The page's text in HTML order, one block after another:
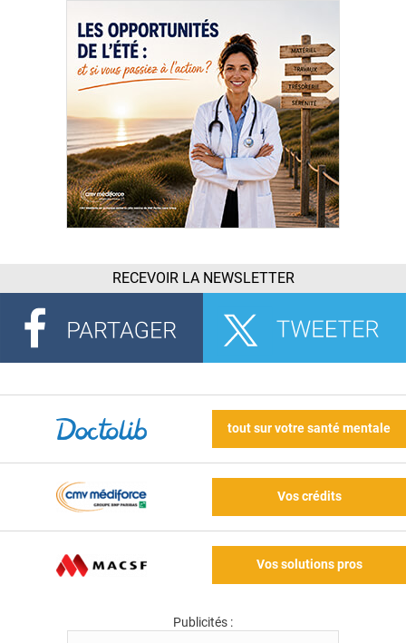
RECEVOIR LA NEWSLETTER
tout sur votre santé mentale
Vos crédits
Vos solutions pros
Publicités :